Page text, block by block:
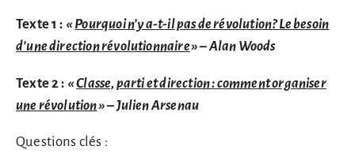
Texte 1 : « Pourquoi n’y a-t-il pas de révolution? Le besoin
d’une direction révolutionnaire»– Alan Woods
Texte 2 : «Classe, parti et direction : comment organiser
une révolution»– Julien Arsenau
Questions clés :